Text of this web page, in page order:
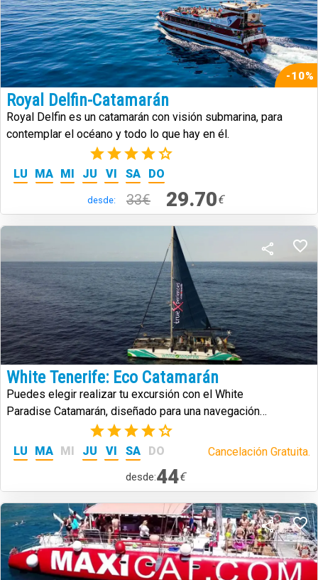
-10%
Royal Delfin-Catamarán
Royal Delfin es un catamarán con visión submarina, para
contemplar el océano y todo lo que hay en él.
(31)
LU MA MI JU VI SA DO
desde: 33€ 29.70€
White Tenerife: Eco Catamarán
Puedes elegir realizar tu excursión con el White
Paradise Catamarán, diseñado para una navegación
(3)
LU MA MI JU VI SA DO Cancelación Gratuita.
desde:44€